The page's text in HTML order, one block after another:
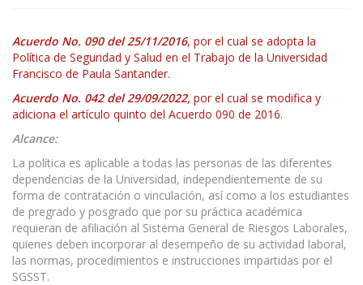
Acuerdo No. 090 del 25/11/2016, por el cual se adopta la
Política de Seguridad y Salud en el Trabajo de la Universidad
Francisco de Paula Santander.
Acuerdo No. 042 del 29/09/2022, por el cual se modifica y
adiciona el artículo quinto del Acuerdo 090 de 2016.
Alcance:
La política es aplicable a todas las personas de las diferentes
dependencias de la Universidad, independientemente de su
forma de contratación o vinculación, así como a los estudiantes
de pregrado y posgrado que por su práctica académica
requieran de afiliación al Sistema General de Riesgos Laborales,
quienes deben incorporar al desempeño de su actividad laboral,
las normas, procedimientos e instrucciones impartidas por el
SGSST.